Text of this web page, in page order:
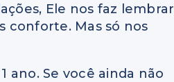
Ele nos faz lembrar
conforte. Mas só nos
ano. Se você ainda não